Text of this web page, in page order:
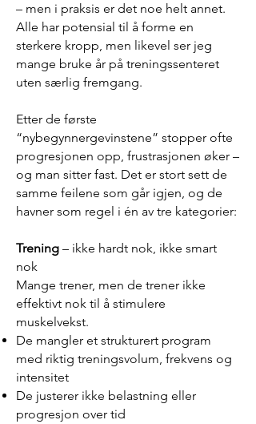
– men i praksis er det noe helt annet.
Alle har potensial til å forme en
sterkere kropp, men likevel ser jeg
mange bruke år på treningssenteret
uten særlig fremgang.
Etter de første
“nybegynnergevinstene” stopper ofte
progresjonen opp, frustrasjonen øker –
og man sitter fast. Det er stort sett de
samme feilene som går igjen, og de
havner som regel i én av tre kategorier:
Trening – ikke hardt nok, ikke smart
nok
Mange trener, men de trener ikke
effektivt nok til å stimulere
muskelvekst.
De mangler et strukturert program
med riktig treningsvolum, frekvens og
intensitet
De justerer ikke belastning eller
progresjon over tid